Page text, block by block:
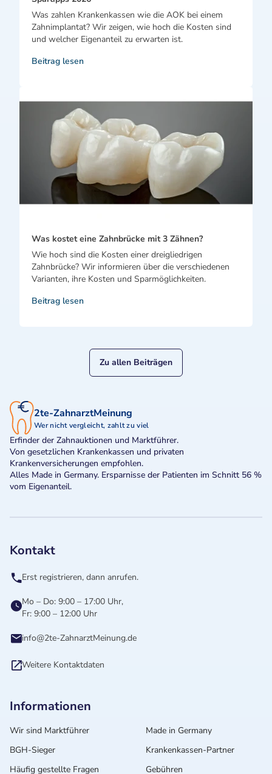
Was zahlen Krankenkassen wie die AOK bei einem
Zahnimplantat? Wir zeigen, wie hoch die Kosten sind
und welcher Eigenanteil zu erwarten ist.
Beitrag lesen
Was kostet eine Zahnbrücke mit 3 Zähnen?
Wie hoch sind die Kosten einer dreigliedrigen
Zahnbrücke? Wir informieren über die verschiedenen
Varianten, ihre Kosten und Sparmöglichkeiten.
Beitrag lesen
Zu allen Beiträgen
2te-ZahnarztMeinung
Wer nicht vergleicht, zahlt zu viel
Erfinder der Zahnauktionen und Marktführer.
Von gesetzlichen Krankenkassen und privaten
Krankenversicherungen empfohlen.
Alles Made in Germany. Ersparnisse der Patienten im Schnitt 56 %
vom Eigenanteil.
Kontakt
Erst registrieren, dann anrufen.
Mo – Do: 9:00 – 17:00 Uhr,
Fr: 9:00 – 12:00 Uhr
info@2te-ZahnarztMeinung.de
Weitere Kontaktdaten
Informationen
Wir sind Marktführer
Made in Germany
BGH-Sieger
Krankenkassen-Partner
Häufig gestellte Fragen
Gebühren